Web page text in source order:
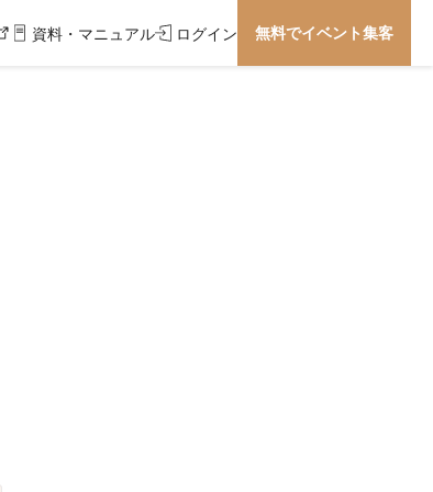
資料・マニュアル ログイン 無料でイベント集客